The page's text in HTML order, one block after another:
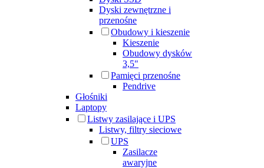
Dyski zewnętrzne i
przenośne
Obudowy i kieszenie
Kieszenie
Obudowy dysków
3,5"
Pamięci przenośne
Pendrive
Głośniki
Laptopy
Listwy zasilające i UPS
Listwy, filtry sieciowe
UPS
Zasilacze
awaryjne